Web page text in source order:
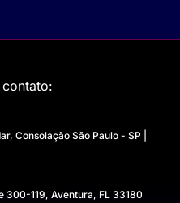
contato:
Consolação São Paulo - SP |
300-119, Aventura, FL 33180